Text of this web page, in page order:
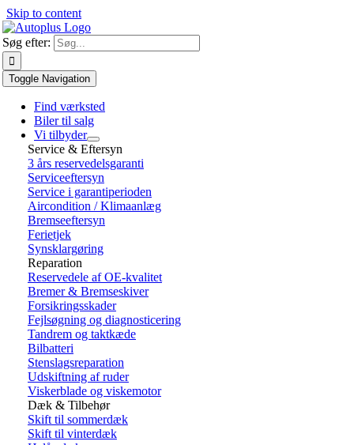
Skip to content
Søg efter:
Toggle Navigation
Find værksted
Biler til salg
Vi tilbyder
Service & Eftersyn
3 års reservedelsgaranti
Serviceeftersyn
Service i garantiperioden
Aircondition / Klimaanlæg
Bremseeftersyn
Ferietjek
Synsklargøring
Reparation
Reservedele af OE-kvalitet
Bremer & Bremseskiver
Forsikringsskader
Fejlsøgning og diagnosticering
Tandrem og taktkæde
Bilbatteri
Stenslagsreparation
Udskiftning af ruder
Viskerblade og viskemotor
Dæk & Tilbehør
Skift til sommerdæk
Skift til vinterdæk